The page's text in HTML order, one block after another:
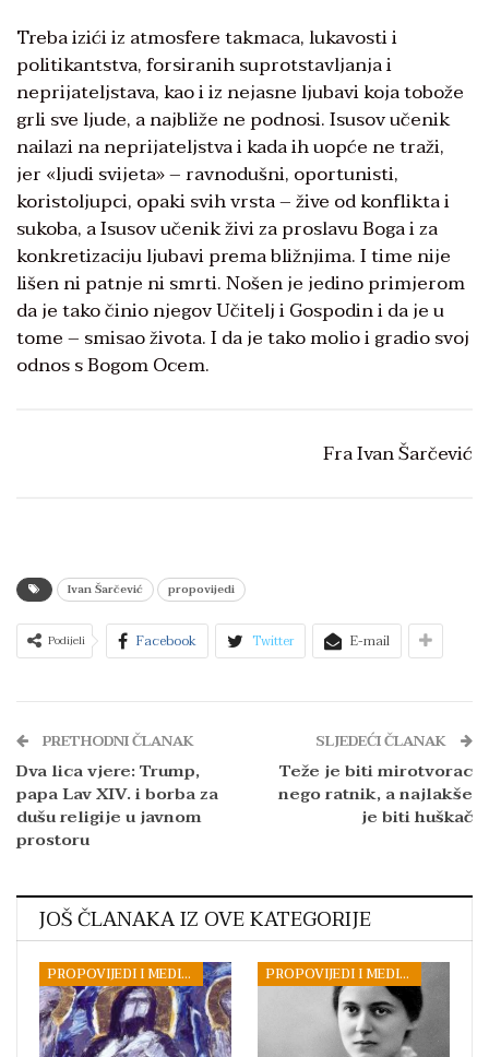
Treba izići iz atmosfere takmaca, lukavosti i
politikantstva, forsiranih suprotstavljanja i
neprijateljstava, kao i iz nejasne ljubavi koja tobože
grli sve ljude, a najbliže ne podnosi. Isusov učenik
nailazi na neprijateljstva i kada ih uopće ne traži,
jer «ljudi svijeta» – ravnodušni, oportunisti,
koristoljupci, opaki svih vrsta – žive od konflikta i
sukoba, a Isusov učenik živi za proslavu Boga i za
konkretizaciju ljubavi prema bližnjima. I time nije
lišen ni patnje ni smrti. Nošen je jedino primjerom
da je tako činio njegov Učitelj i Gospodin i da je u
tome – smisao života. I da je tako molio i gradio svoj
odnos s Bogom Ocem.
Fra Ivan Šarčević
Ivan Šarčević propovijedi
Podijeli Facebook Twitter E-mail
PRETHODNI ČLANAK
Dva lica vjere: Trump,
papa Lav XIV. i borba za
dušu religije u javnom
prostoru
SLJEDEĆI ČLANAK
Teže je biti mirotvorac
nego ratnik, a najlakše
je biti huškač
JOŠ ČLANAKA IZ OVE KATEGORIJE
PROPOVIJEDI I MEDITACIJE PROPOVIJEDI I MEDITACIJE